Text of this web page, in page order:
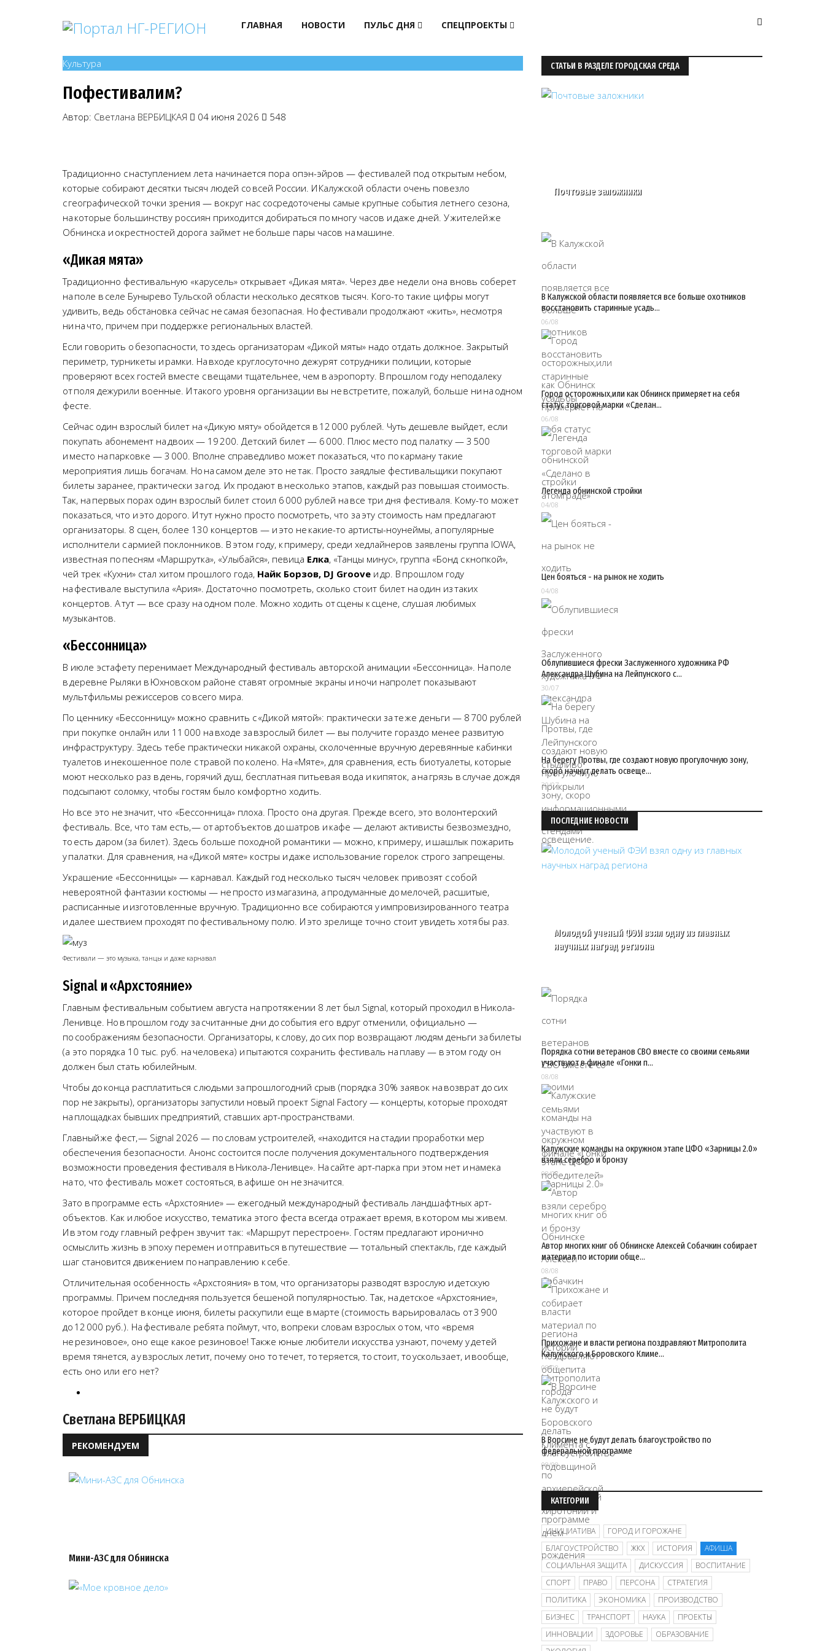
ГЛАВНАЯ НОВОСТИ ПУЛЬС ДНЯ СПЕЦПРОЕКТЫ
Культура
Пофестивалим?
Автор: Светлана ВЕРБИЦКАЯ 04 июня 2026 548
Традиционно с наступлением лета начинается пора опэн-эйров — фестивалей под открытым небом,
которые собирают десятки тысяч людей со всей России. И Калужской области очень повезло
с географической точки зрения — вокруг нас сосредоточены самые крупные события летнего сезона,
на которые большинству россиян приходится добираться по многу часов и даже дней. У жителей же
Обнинска и окрестностей дорога займет не больше пары часов на машине.
«Дикая мята»
Традиционно фестивальную «карусель» открывает «Дикая мята». Через две недели она вновь соберет
на поле в селе Бунырево Тульской области несколько десятков тысяч. Кого-то такие цифры могут
удивить, ведь обстановка сейчас не самая безопасная. Но фестивали продолжают «жить», несмотря
ни на что, причем при поддержке региональных властей.
Если говорить о безопасности, то здесь организаторам «Дикой мяты» надо отдать должное. Закрытый
периметр, турникеты и рамки. На входе круглосуточно дежурят сотрудники полиции, которые
проверяют всех гостей вместе с вещами тщательнее, чем в аэропорту. В прошлом году неподалеку
от поля дежурили военные. И такого уровня организации вы не встретите, пожалуй, больше ни на одном
фесте.
Сейчас один взрослый билет на «Дикую мяту» обойдется в 12 000 рублей. Чуть дешевле выйдет, если
покупать абонемент на двоих — 19 200. Детский билет — 6 000. Плюс место под палатку — 3 500
и место на парковке — 3 000. Вполне справедливо может показаться, что по карману такие
мероприятия лишь богачам. Но на самом деле это не так. Просто заядлые фестивальщики покупают
билеты заранее, практически за год. Их продают в несколько этапов, каждый раз повышая стоимость.
Так, на первых порах один взрослый билет стоил 6 000 рублей на все три дня фестиваля. Кому-то может
показаться, что и это дорого. И тут нужно просто посмотреть, что за эту стоимость нам предлагают
организаторы. 8 сцен, более 130 концертов — и это не какие-то артисты-ноунеймы, а популярные
исполнители с армией поклонников. В этом году, к примеру, среди хедлайнеров заявлены группа IOWA,
известная по песням «Маршрутка», «Улыбайся», певица Елка, «Танцы минус», группа «Бонд с кнопкой»,
чей трек «Кухни» стал хитом прошлого года, Найк Борзов, DJ Groove и др. В прошлом году
на фестивале выступила «Ария». Достаточно посмотреть, сколько стоит билет на один из таких
концертов. А тут — все сразу на одном поле. Можно ходить от сцены к сцене, слушая любимых
музыкантов.
«Бессонница»
В июле эстафету перенимает Международный фестиваль авторской анимации «Бессонница». На поле
в деревне Рыляки в Юхновском районе ставят огромные экраны и ночи напролет показывают
мультфильмы режиссеров со всего мира.
По ценнику «Бессонницу» можно сравнить с «Дикой мятой»: практически за те же деньги — 8 700 рублей
при покупке онлайн или 11 000 на входе за взрослый билет — вы получите гораздо менее развитую
инфраструктуру. Здесь тебе практически никакой охраны, сколоченные вручную деревянные кабинки
туалетов и некошенное поле с травой по колено. На «Мяте», для сравнения, есть биотуалеты, которые
моют несколько раз в день, горячий душ, бесплатная питьевая вода и кипяток, а на грязь в случае дождя
подсыпают соломку, чтобы гостям было комфортно ходить.
Но все это не значит, что «Бессонница» плоха. Просто она другая. Прежде всего, это волонтерский
фестиваль. Все, что там есть, — от артобъектов до шатров и кафе — делают активисты безвозмездно,
то есть даром (за билет). Здесь больше походной романтики — можно, к примеру, и шашлык пожарить
у палатки. Для сравнения, на «Дикой мяте» костры и даже использование горелок строго запрещены.
Украшение «Бессонницы» — карнавал. Каждый год несколько тысяч человек привозят с собой
невероятной фантазии костюмы — не просто из магазина, а продуманные до мелочей, расшитые,
расписанные и изготовленные вручную. Традиционно все собираются у импровизированного театра
и далее шествием проходят по фестивальному полю. И это зрелище точно стоит увидеть хотя бы раз.
Фестивали — это музыка, танцы и даже карнавал
Signal и «Архстояние»
Главным фестивальным событием августа на протяжении 8 лет был Signal, который проходил в Никола-
Ленивце. Но в прошлом году за считанные дни до события его вдруг отменили, официально —
по соображениям безопасности. Организаторы, к слову, до сих пор возвращают людям деньги за билеты
(а это порядка 10 тыс. руб. на человека) и пытаются сохранить фестиваль на плаву — в этом году он
должен был стать юбилейным.
Чтобы до конца расплатиться с людьми за прошлогодний срыв (порядка 30% заявок на возврат до сих
пор не закрыты), организаторы запустили новый проект Signal Factory — концерты, которые проходят
на площадках бывших предприятий, ставших арт-пространствами.
Главный же фест, — Signal 2026 — по словам устроителей, «находится на стадии проработки мер
обеспечения безопасности. Анонс состоится после получения документального подтверждения
возможности проведения фестиваля в Никола-Ленивце». На сайте арт-парка при этом нет и намека
на то, что фестиваль может состояться, в афише он не значится.
Зато в программе есть «Архстояние» — ежегодный международный фестиваль ландшафтных арт-
объектов. Как и любое искусство, тематика этого феста всегда отражает время, в котором мы живем.
И в этом году главный рефрен звучит так: «Маршрут перестроен». Гостям предлагают иронично
осмыслить жизнь в эпоху перемен и отправиться в путешествие — тотальный спектакль, где каждый
шаг становится движением по направлению к себе.
Отличительная особенность «Архстояния» в том, что организаторы разводят взрослую и детскую
программы. Причем последняя пользуется бешеной популярностью. Так, на детское «Архстояние»,
которое пройдет в конце июня, билеты раскупили еще в марте (стоимость варьировалась от 3 900
до 12 000 руб.). На фестивале ребята поймут, что, вопреки словам взрослых о том, что «время
не резиновое», оно еще какое резиновое! Также юные любители искусства узнают, почему у детей
время тянется, а у взрослых летит, почему оно то течет, то теряется, то стоит, то ускользает, и вообще,
есть оно или его нет?
Светлана ВЕРБИЦКАЯ
РЕКОМЕНДУЕМ
Мини-АЗС для Обнинска
СТАТЬИ В РАЗДЕЛЕ ГОРОДСКАЯ СРЕДА
Почтовые заложники
В Калужской области появляется все больше охотников
восстановить старинные усадь…
06/08
Город осторожных,или как Обнинск примеряет на себя
статус торговой марки «Сделан…
06/08
Легенда обнинской стройки
04/08
Цен бояться - на рынок не ходить
04/08
Облупившиеся фрески Заслуженного художника РФ
Александра Шубина на Лейпунского с…
30/07
На берегу Протвы, где создают новую прогулочную зону,
скоро начнут делать освеще…
30/07
ПОСЛЕДНИЕ НОВОСТИ
Молодой ученый ФЭИ взял одну из главных
научных наград региона
Порядка сотни ветеранов СВО вместе со своими семьями
участвуют в финале «Гонки п…
08/08
Калужские команды на окружном этапе ЦФО «Зарницы 2.0»
взяли серебро и бронзу
08/08
Автор многих книг об Обнинске Алексей Собачкин собирает
материал по истории обще…
08/08
Прихожане и власти региона поздравляют Митрополита
Калужского и Боровского Климе…
08/08
В Ворсине не будут делать благоустройство по
федеральной программе
08/08
КАТЕГОРИИ
ИНИЦИАТИВА
ГОРОД И ГОРОЖАНЕ
БЛАГОУСТРОЙСТВО
ЖКХ ИСТОРИЯ
АФИША
СОЦИАЛЬНАЯ ЗАЩИТА
ДИСКУССИЯ
ВОСПИТАНИЕ
СПОРТ
ПРАВО ПЕРСОНА
СТРАТЕГИЯ
ПОЛИТИКА
ЭКОНОМИКА
ПРОИЗВОДСТВО
БИЗНЕС
ТРАНСПОРТ НАУКА
ПРОЕКТЫ
ИННОВАЦИИ
ЗДОРОВЬЕ
ОБРАЗОВАНИЕ